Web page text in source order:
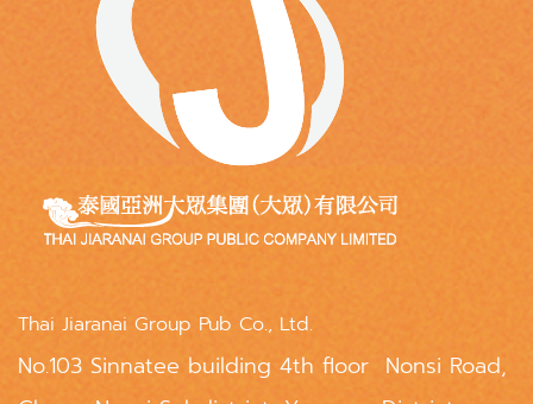
Thai Jiaranai Group Pub Co., Ltd.
No.103 Sinnatee building 4th floor Nonsi Road,